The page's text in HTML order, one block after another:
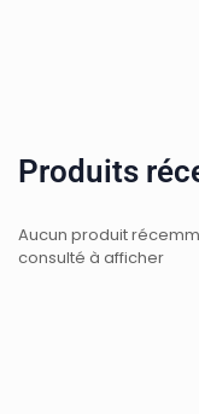
Produits
Aucun produit
consulté à afficher